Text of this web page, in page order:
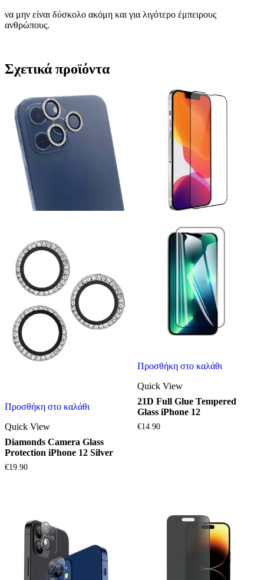
να μην είναι δύσκολο ακόμη και για λιγότερο έμπειρους
ανθρώπους.
Σχετικά προϊόντα
Προσθήκη στο καλάθι
Quick View
Diamonds Camera Glass
Protection iPhone 12 Silver
€19.90
Προσθήκη στο καλάθι
Quick View
21D Full Glue Tempered
Glass iPhone 12
€14.90